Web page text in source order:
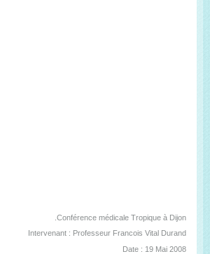
Conférence médicale Tropique à Dijon.
Intervenant : Professeur Francois Vital Durand
Date : 19 Mai 2008